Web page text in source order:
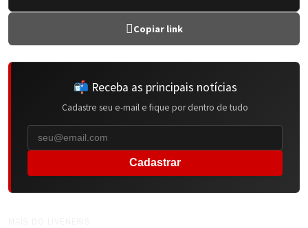
Copiar link
📬 Receba as principais notícias
Cadastre seu e-mail e fique por dentro de tudo
Cadastrar